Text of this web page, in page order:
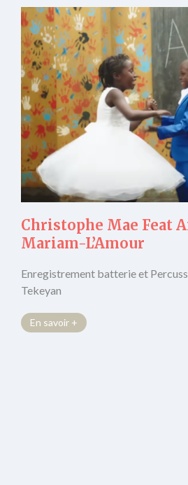
Christophe Mae Feat
Mariam-L’Amour
Enregistrement batterie et
Tekeyan
En savoir +